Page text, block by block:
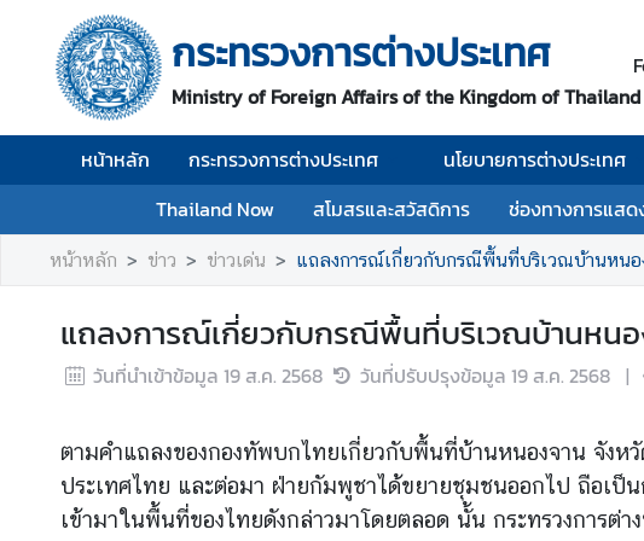
กระทรวงการต่างประเทศ
Ministry of Foreign Affairs of the Kingdom of Thailand
หน้าหลัก กระทรวงการต่างประเทศ นโยบายการต่างประเทศ
Thailand Now
สโมสรและสวัสดิการ ช่องทางการแส
ห
น้
า
ก
ก
ะ
ท
ร
ง
ก
า
หน้าหลัก ข่าว ข่าวเด่น แถลงการณ์เกี่ยวกับกรณีพื้นที่บริเวณบ้านหนอ
แถลงการณ์เกี่ยวกับกรณีพื้นที่บริเวณบ้านหนอ
วันที่นำเข้าข้อมูล 19 ส.ค. 2568 วันที่ปรับปรุงข้อมูล 19 ส.ค. 2568 |
ตามคำแถลงของกองทัพบกไทยเกี่ยวกับพื้นที่บ้านหนองจาน จังห
ประเทศไทย และต่อมา ฝ่ายกัมพูชาได้ขยายชุมชนออกไป ถือเป็
เข้ามาในพื้นที่ของไทยดังกล่าวมาโดยตลอด นั้น กระทรวงการต่